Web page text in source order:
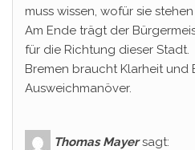
muss wissen, wofür sie
Am Ende trägt der
für die Richtung dieser Stadt.
Bremen braucht Klarheit und
Ausweichmanöver.
Thomas Mayer sagt: